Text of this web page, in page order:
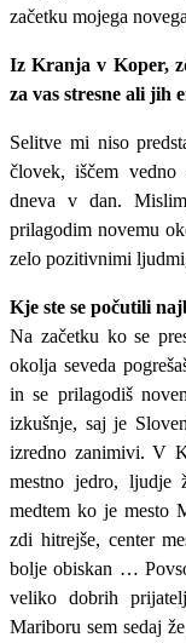
začetku mojega
Iz Kranja v Koper,
za vas stresne ali jih
Selitve mi niso
človek, iščem
dneva v dan.
prilagodim novemu
zelo pozitivnimi
Kje ste se počutili
Na začetku ko se
okolja seveda
in se prilagodiš
izkušnje, saj je
izredno zanimivi. V
mestno jedro,
medtem ko je mesto
zdi hitrejše, center
bolje obiskan …
veliko dobrih
Mariboru sem sedaj